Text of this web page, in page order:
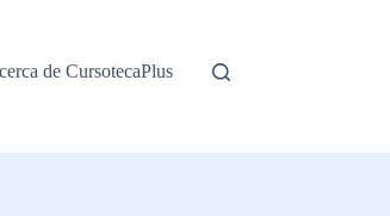
de CursotecaPlus